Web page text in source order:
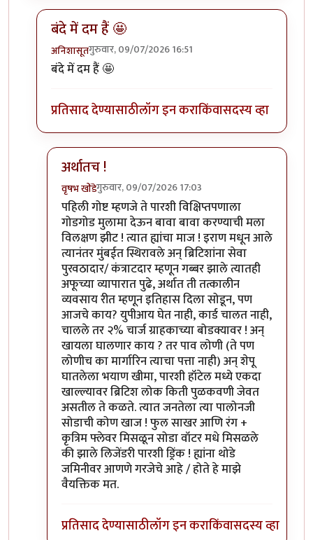
बंदे में दम हैं 🤩
अनिशासूतगुरुवार, 09/07/2026 16:51
In reply toताजी बातमी
बंदे में दम हैं 🤩
प्रतिसाद देण्यासाठीलॉग इन कराकिंवासदस्य व्हा
अर्थातच !
वृषभ खोंडेगुरुवार, 09/07/2026 17:03
In reply toबंदे में दम हैं 🤩byअनिशासूत
पहिली गोष्ट म्हणजे ते पारशी विक्षिप्तपणाला
गोडगोड मुलामा देऊन बावा बावा करण्याची मला
विलक्षण झीट ! त्यात ह्यांचा माज ! इराण मधून आले
त्यानंतर मुंबईत स्थिरावले अन् ब्रिटिशांना सेवा
पुरवठादार/ कंत्राटदार म्हणून गब्बर झाले त्यातही
अफूच्या व्यापारात पुढे, अर्थात ती तत्कालीन
व्यवसाय रीत म्हणून इतिहास दिला सोडून, पण
आजचे काय? युपीआय घेत नाही, कार्ड चालत नाही,
चालले तर २% चार्ज ग्राहकाच्या बोडक्यावर ! अन्
खायला घालणार काय ? तर पाव लोणी (ते पण
लोणीच का मार्गारिन त्याचा पत्ता नाही) अन् शेपू
घातलेला भयाण खीमा, पारशी हॉटेल मध्ये एकदा
खाल्ल्यावर ब्रिटिश लोक किती पुळकवणी जेवत
असतील ते कळते. त्यात जनतेला त्या पालोनजी
सोडाची कोण खाज ! फुल साखर आणि रंग +
कृत्रिम फ्लेवर मिसळून सोडा वॉटर मधे मिसळले
की झाले लिजेंडरी पारशी ड्रिंक ! ह्यांना थोडे
जमिनीवर आणणे गरजेचे आहे / होते हे माझे
वैयक्तिक मत.
प्रतिसाद देण्यासाठीलॉग इन कराकिंवासदस्य व्हा